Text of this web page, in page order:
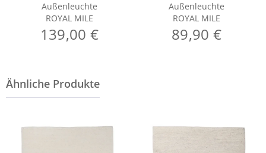
Außenleuchte
ROYAL MILE
139,00 €
Außenleuchte
ROYAL MILE
89,90 €